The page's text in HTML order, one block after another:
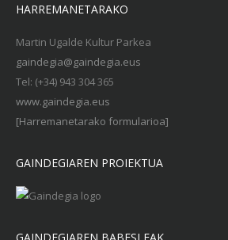
HARREMANETARAKO
Martin Ugalde Kultur Parkea
gaindegia@gaindegia.eus
Tel: (+34) 943 304 365
www.gaindegia.eus
[Harremanetarako formularioa]
GAINDEGIAREN PROIEKTUA
GAINDEGIAREN BABESLEAK